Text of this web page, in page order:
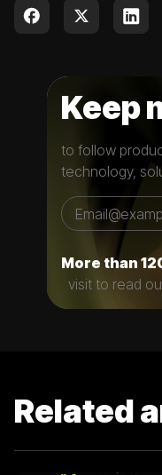
Keep
to follow
technology,
More than
visit to read
Related